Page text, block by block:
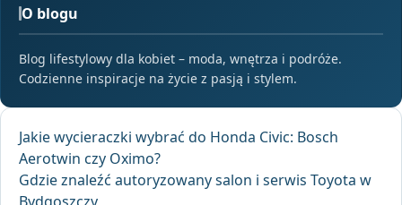
O blogu
Blog lifestylowy dla kobiet – moda, wnętrza i podróże.
Codzienne inspiracje na życie z pasją i stylem.
Jakie wycieraczki wybrać do Honda Civic: Bosch
Aerotwin czy Oximo?
Gdzie znaleźć autoryzowany salon i serwis Toyota w